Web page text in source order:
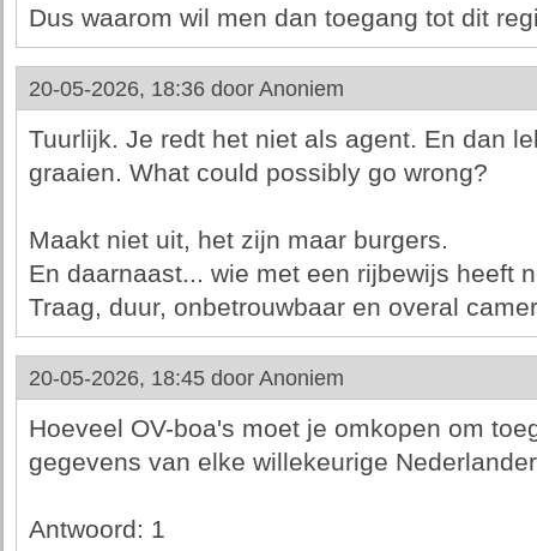
Dus waarom wil men dan toegang tot dit
20-05-2026, 18:36 door Anoniem
Tuurlijk. Je redt het niet als agent. En dan
graaien. What could possibly go wrong?
Maakt niet uit, het zijn maar burgers.
En daarnaast... wie met een rijbewijs heeft
Traag, duur, onbetrouwbaar en overal
20-05-2026, 18:45 door Anoniem
Hoeveel OV-boa's moet je omkopen om
gegevens van elke willekeurige
Antwoord: 1